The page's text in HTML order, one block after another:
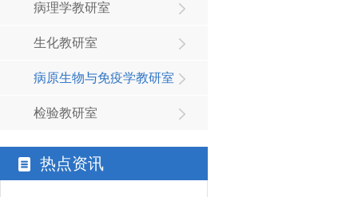
病理学教研室
生化教研室
病原生物与免疫学教研室
检验教研室
热点资讯